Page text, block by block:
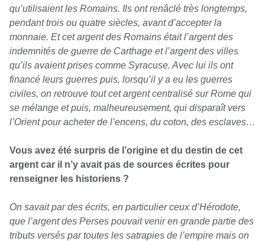
qu’utilisaient les Romains. Ils ont renâclé très longtemps,
pendant trois ou quatre siècles, avant d’accepter la
monnaie. Et cet argent des Romains était l’argent des
indemnités de guerre de Carthage et l’argent des villes
qu’ils avaient prises comme Syracuse. Avec lui ils ont
financé leurs guerres puis, lorsqu’il y a eu les guerres
civiles, on retrouve tout cet argent centralisé sur Rome qui
se mélange et puis, malheureusement, qui disparaît vers
l’Orient pour acheter de l’encens, du coton, des esclaves…
Vous avez été surpris de l’origine et du destin de cet
argent car il n’y avait pas de sources écrites pour
renseigner les historiens ?
On savait par des écrits, en particulier ceux d’Hérodote,
que l’argent des Perses pouvait venir en grande partie des
tributs versés par toutes les satrapies de l’empire mais on